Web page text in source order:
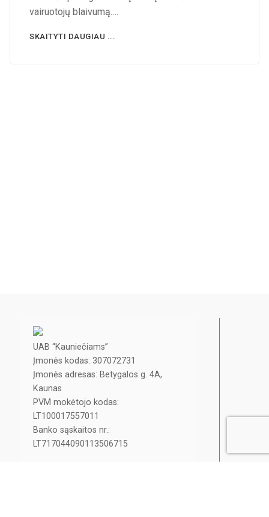
vairuotojų blaivumą.…
SKAITYTI DAUGIAU ...
UAB “Kauniečiams”
Įmonės kodas: 307072731
Įmonės adresas: Betygalos g. 4A,
Kaunas
PVM mokėtojo kodas:
LT100017557011
Banko sąskaitos nr.:
LT717044090113506715